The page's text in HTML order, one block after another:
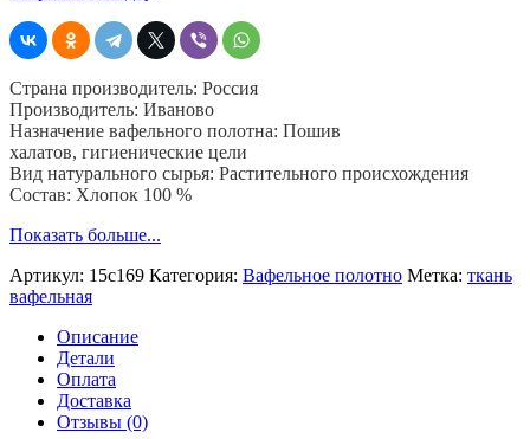
150
см,
гр,
ячейка
7х7
мм,
рулон
40
Страна производитель: Россия
Производитель: Иваново
Назначение вафельного полотна: Пошив
халатов, гигиенические цели
Вид натурального сырья: Растительного происхождения
Состав: Хлопок 100 %
Показать больше...
Артикул: 15с169 Категория: Вафельное полотно Метка: ткань
вафельная
Описание
Детали
Оплата
Доставка
Отзывы (0)